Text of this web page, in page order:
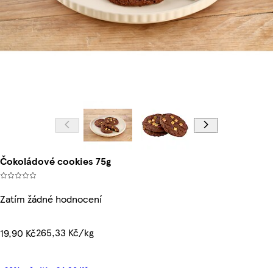
Čokoládové cookies 75g
Zatím žádné hodnocení
19,90 Kč265,33 Kč/kg